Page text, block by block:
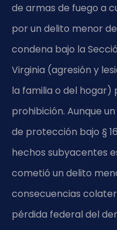
de armas de fuego a
por un delito menor
condena bajo la
Virginia (agresión y
la familia o del hogar)
prohibición. Aunque
de protección bajo §
hechos subyacentes
cometió un delito
consecuencias
pérdida federal del